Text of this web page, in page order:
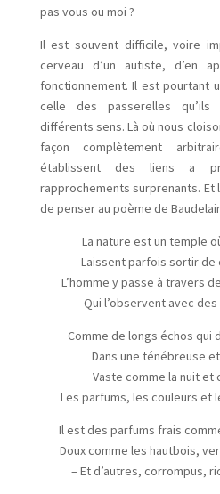
pas vous ou moi ?
Il est souvent difficile, voire
cerveau d’un autiste, d’en
fonctionnement. Il est pourtant
celle des passerelles
différents sens. Là où nous
façon complètement
établissent des liens a
rapprochements surprenants. Et
de penser au poème de
La nature est un temple
Laissent parfois sortir de
L’homme y passe à travers
Qui l’observent avec
Comme de longs échos qui
Dans une ténébreuse
Vaste comme la nuit et
Les parfums, les couleurs et
Il est des parfums frais
Doux comme les hautbois,
– Et d’autres, corrompus,